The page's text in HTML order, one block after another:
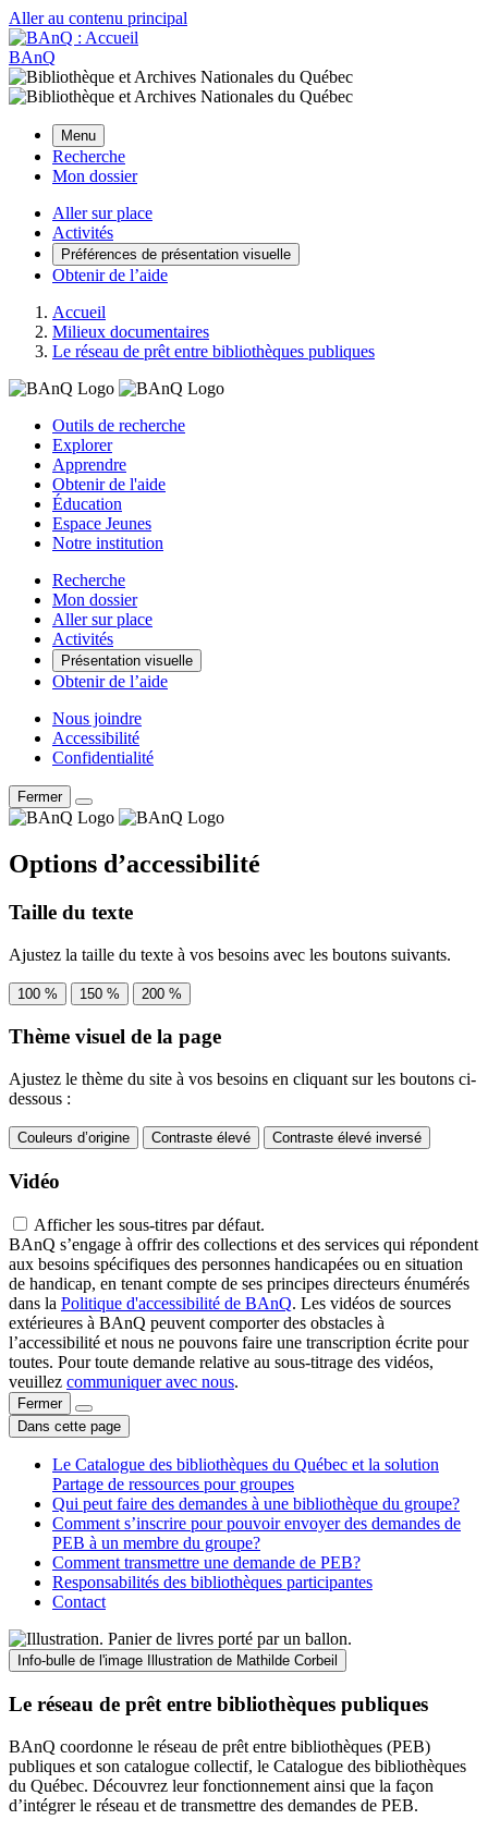
Aller au contenu principal
BAnQ
Menu
Recherche
Mon dossier
Aller sur place
Activités
Préférences de présentation visuelle
Obtenir de l’aide
Accueil
Milieux documentaires
Le réseau de prêt entre bibliothèques publiques
Outils de recherche
Explorer
Apprendre
Obtenir de l'aide
Éducation
Espace Jeunes
Notre institution
Recherche
Mon dossier
Aller sur place
Activités
Présentation visuelle
Obtenir de l’aide
Nous joindre
Accessibilité
Confidentialité
Fermer
Options d’accessibilité
Taille du texte
Ajustez la taille du texte à vos besoins avec les boutons suivants.
100 % 150 % 200 %
Thème visuel de la page
Ajustez le thème du site à vos besoins en cliquant sur les boutons ci-
dessous :
Couleurs d’origine Contraste élevé Contraste élevé inversé
Vidéo
Afficher les sous-titres par défaut.
BAnQ s’engage à offrir des collections et des services qui répondent
aux besoins spécifiques des personnes handicapées ou en situation
de handicap, en tenant compte de ses principes directeurs énumérés
dans la Politique d'accessibilité de BAnQ. Les vidéos de sources
extérieures à BAnQ peuvent comporter des obstacles à
l’accessibilité et nous ne pouvons faire une transcription écrite pour
toutes. Pour toute demande relative au sous-titrage des vidéos,
veuillez communiquer avec nous.
Fermer
Dans cette page
Le Catalogue des bibliothèques du Québec et la solution
Partage de ressources pour groupes
Qui peut faire des demandes à une bibliothèque du groupe?
Comment s’inscrire pour pouvoir envoyer des demandes de
PEB à un membre du groupe?
Comment transmettre une demande de PEB?
Responsabilités des bibliothèques participantes
Contact
Info-bulle de l'image Illustration de Mathilde Corbeil
Le réseau de prêt entre bibliothèques publiques
BAnQ coordonne le réseau de prêt entre bibliothèques (PEB)
publiques et son catalogue collectif, le Catalogue des bibliothèques
du Québec. Découvrez leur fonctionnement ainsi que la façon
d’intégrer le réseau et de transmettre des demandes de PEB.